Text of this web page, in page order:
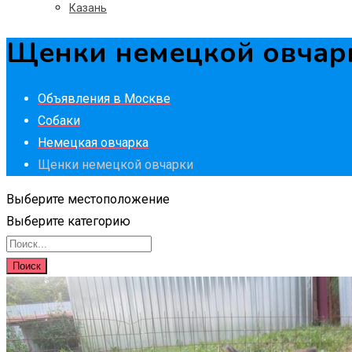
Казань
Щенки немецкой
Объявления в Москве
Собаки
Немецкая овчарка
Щенки немецкой овчарки
Выберите местоположение
Выберите категорию
Поиск